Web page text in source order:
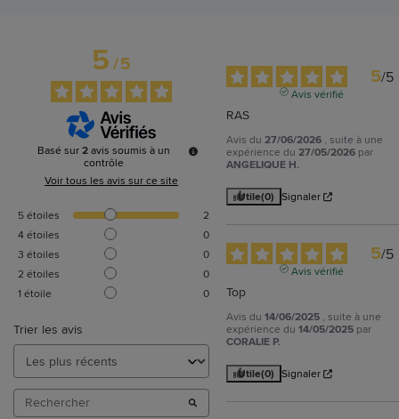
5/5
Basé sur2 avis soumis à un
contrôle
Voir tous les avis sur ce site
5étoiles
2
4étoiles
0
3 étoiles
0
2 étoiles
0
1 étoile 0
Trier les avis
5/5
Avis vérifié
RAS
Avis du27/06/2026 , suite à une
expérience du27/05/2026 par
ANGELIQUE H.
Utile(0) Signaler
5/5
Avis vérifié
Top
Avis du14/06/2025 , suite à une
expérience du14/05/2025 par
CORALIE P.
Utile(0) Signaler